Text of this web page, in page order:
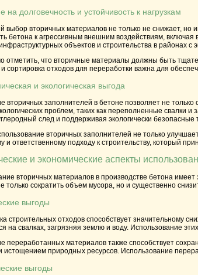
на долговечность и устойчивость к нагрузкам
выбор вторичных материалов не только не снижает, но
бетона к агрессивным внешним воздействиям,
объектов и строительства в районах с
отметить, что вторичные материалы должны быть
и сортировка отходов для переработки важна для
и экологическая выгода
вторичных заполнителей в бетоне позволяет не
проблем, таких как переполненные свалки
след и поддерживая экологически безопасные
вторичных заполнителей не только
и ответственному подходу к строительству, который
и экономические аспекты
вторичных материалов в производстве бетона
только сократить объем мусора, но и существенно
выгоды
строительных отходов способствует значительному
на свалках, загрязняя землю и воду. Использование
переработанных материалов также способствует
истощением природных ресурсов. Использование
выгоды